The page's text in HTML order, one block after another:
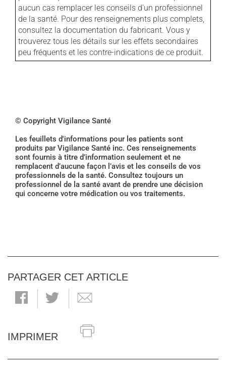
aucun cas remplacer les conseils d'un professionnel
de la santé. Pour des renseignements plus complets,
consultez la documentation du fabricant. Vous y
trouverez tous les détails sur les effets secondaires
peu fréquents et les contre-indications de ce produit.
© Copyright Vigilance Santé
Les feuillets d'informations pour les patients sont
produits par Vigilance Santé inc. Ces renseignements
sont fournis à titre d’information seulement et ne
remplacent d’aucune façon l’avis et les conseils de vos
professionnels de la santé. Consultez toujours un
professionnel de la santé avant de prendre une décision
qui concerne votre médication ou vos traitements.
PARTAGER CET ARTICLE
IMPRIMER